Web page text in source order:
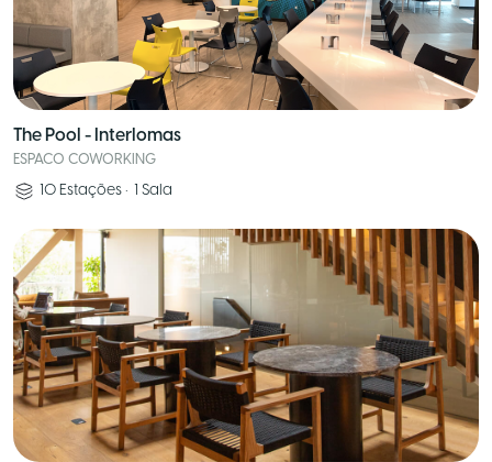
The Pool - Interlomas
ESPACO COWORKING
10 Estações • 1 Sala